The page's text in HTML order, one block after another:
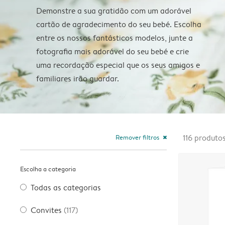
Demonstre a sua gratidão com um adorável
cartão de agradecimento do seu bebé. Escolha
entre os nossos fantásticos modelos, junte a
fotografia mais adorável do seu bebé e crie
uma recordação especial que os seus amigos e
familiares irão guardar.
Remover filtros close
Escolha a categoria
Todas as categorias
Convites (117)
116